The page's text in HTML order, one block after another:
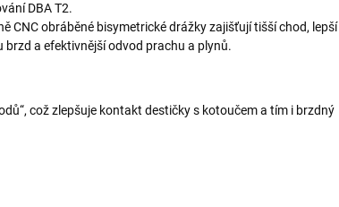
DBA T2.
CNC obráběné bisymetrické drážky zajišťují tišší chod, lepší
brzd a efektivnější odvod prachu a plynů.
což zlepšuje kontakt destičky s kotoučem a tím i brzdný